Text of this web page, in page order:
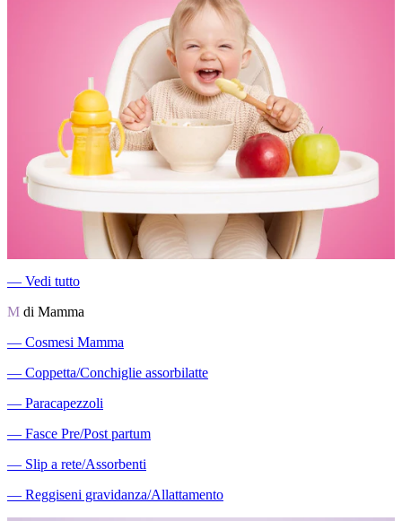
― Vedi tutto
M di Mamma
― Cosmesi Mamma
― Coppetta/Conchiglie assorbilatte
― Paracapezzoli
― Fasce Pre/Post partum
― Slip a rete/Assorbenti
― Reggiseni gravidanza/Allattamento